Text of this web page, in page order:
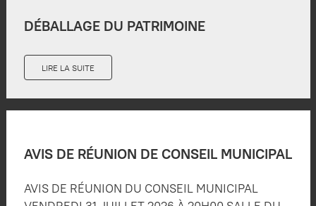
DÉBALLAGE DU PATRIMOINE
LIRE LA SUITE
AVIS DE RÉUNION DE CONSEIL MUNICIPAL
AVIS DE RÉUNION DU CONSEIL MUNICIPAL